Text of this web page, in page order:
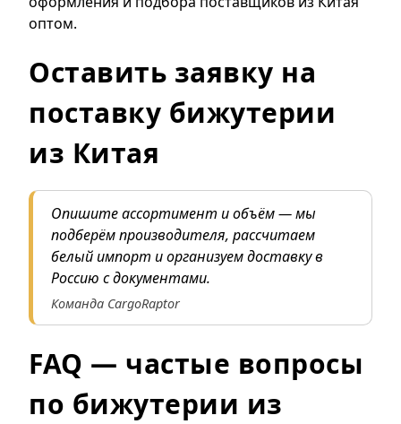
оптом.
Оставить заявку на
поставку бижутерии
из Китая
Опишите ассортимент и объём — мы
подберём производителя, рассчитаем
белый импорт и организуем доставку в
Россию с документами.
Команда CargoRaptor
FAQ — частые вопросы
по бижутерии из